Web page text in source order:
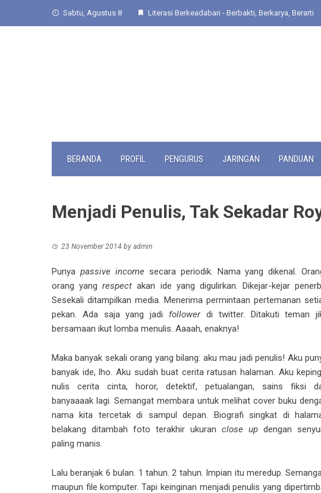
Sabtu, Agustus 8 Literasi Berkeadaban - Berbakti, Berkarya, Berarti
BERANDA PROFIL PENGURUS JARINGAN PANDUAN
Menjadi Penulis, Tak Sekadar
23 November 2014 by admin
Punya passive incomesecara periodik. Nama yang dikenal.
orang yangrespect akan ide yang digulirkan. Dikejar-kejar
Sesekali ditampilkan media. Menerima permintaan pertemanan
pekan. Ada saja yang jadi followerdi twitter. Ditakuti teman
bersamaan ikut lomba menulis. Aaaah, enaknya!
Maka banyak sekali orang yang bilang: aku mau jadi penulis! Aku
banyak ide, lho. Aku sudah buat cerita ratusan halaman. Aku
nulis cerita cinta, horor, detektif, petualangan, sains fiksi
banyaaaak lagi. Semangat membara untuk melihat cover buku
nama kita tercetak di sampul depan. Biografi singkat di
belakang ditambah foto terakhir ukuranclose up dengan
paling manis.
Lalu beranjak 6 bulan. 1 tahun. 2 tahun. Impian itu meredup.
maupun file komputer. Tapi keinginan menjadi penulis yang